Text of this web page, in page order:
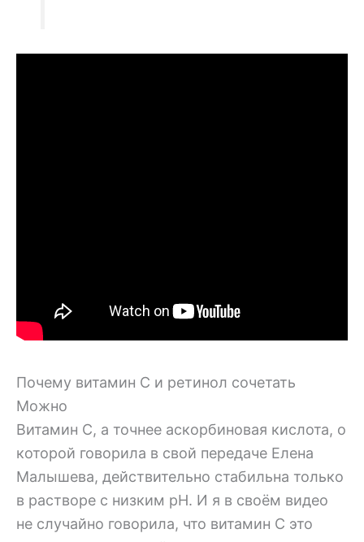
Почему витамин С и ретинол сочетать
Можно
Витамин С, а точнее аскорбиновая кислота, о
которой говорила в свой передаче Елена
Малышева, действительно стабильна только
в растворе с низким pH. И я в своём видео
не случайно говорила, что витамин С это